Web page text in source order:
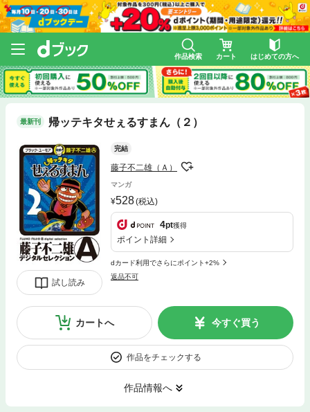
作品検索 カート はじめての方へ
最新刊 帰ッテキタせぇるすまん（２）
試し読み
完結
藤子不二雄（Ａ）
マンガ
528(税込)
4pt獲得
ポイント詳細
dカード利用でさらにポイント+2%
返品不可
カートへ 今すぐ買う
作品をチェックする
作品情報へ